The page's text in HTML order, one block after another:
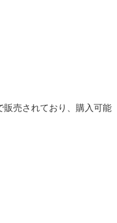
売されており、購入可能